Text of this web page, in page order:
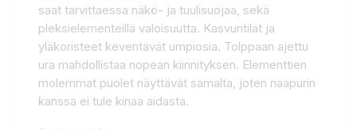
saat tarvittaessa näkö- ja tuulisuojaa, sekä
pleksielementeillä valoisuutta. Kasvuritilät ja
yläkoristeet keventävät umpiosia. Tolppaan ajettu
ura mahdollistaa nopean kiinnityksen. Elementtien
molemmat puolet näyttävät samalta, joten naapurin
kanssa ei tule kinaa aidasta.